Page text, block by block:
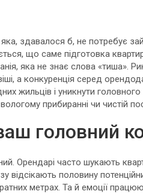
здавалося б, не потребує
що саме підготовка
яка не знає слова «тиша».
а конкуренція серед
жильців і уникнути
прибиранні чи чистій
головний
Орендарі часто шукають
відсікають половину
метрах. Та й емоції